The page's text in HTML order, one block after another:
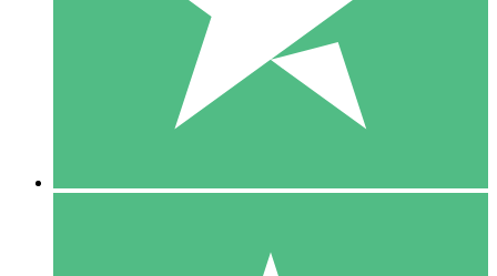
10 00
10 Downloads